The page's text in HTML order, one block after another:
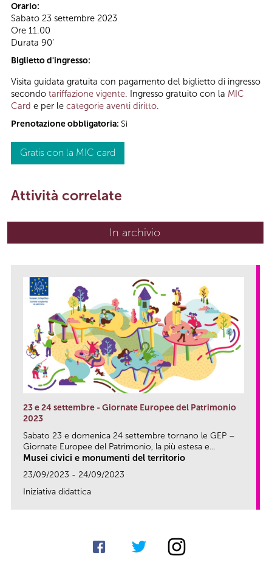
Orario:
Sabato 23 settembre 2023
Ore 11.00
Durata 90’
Biglietto d'ingresso:
Visita guidata gratuita con pagamento del biglietto di ingresso
secondo tariffazione vigente. Ingresso gratuito con la MIC
Card e per le categorie aventi diritto.
Prenotazione obbligatoria: Sì
Gratis con la MIC card
Attività correlate
In archivio
23 e 24 settembre - Giornate Europee del Patrimonio
2023
Sabato 23 e domenica 24 settembre tornano le GEP –
Giornate Europee del Patrimonio, la più estesa e...
Musei civici e monumenti del territorio
23/09/2023 - 24/09/2023
Iniziativa didattica